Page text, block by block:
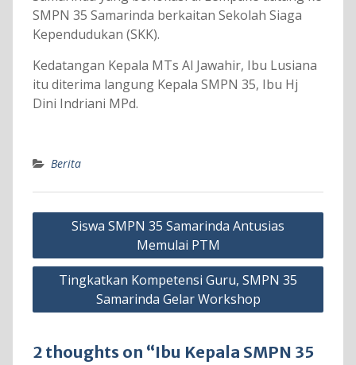
SMPN 35 Samarinda berkaitan Sekolah Siaga
Kependudukan (SKK).
Kedatangan Kepala MTs Al Jawahir, Ibu Lusiana
itu diterima langung Kepala SMPN 35, Ibu Hj
Dini Indriani MPd.
Berita
Navigasi
Siswa SMPN 35 Samarinda Antusias
Memulai PTM
Tingkatkan Kompetensi Guru, SMPN 35
Samarinda Gelar Workshop
2 thoughts on “Ibu Kepala SMPN 35